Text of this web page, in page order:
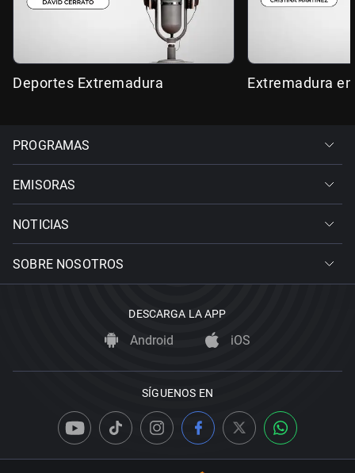
Deportes Extremadura Extremadura
PROGRAMAS
EMISORAS
NOTICIAS
SOBRE NOSOTROS
DESCARGA LA APP
Android iOS
SÍGUENOS EN